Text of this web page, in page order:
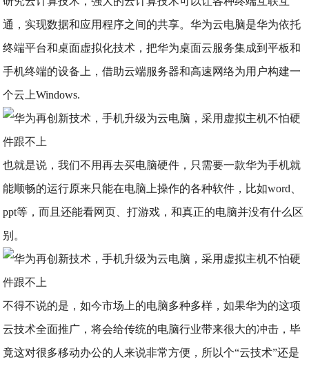
通，实现数据和应用程序之间的共享。华为云电脑是华为依托
终端平台和桌面虚拟化技术，把华为桌面云服务集成到平板和
手机终端的设备上，借助云端服务器和高速网络为用户构建一
个云上Windows.
也就是说，我们不用再去买电脑硬件，只需要一款华为手机就
能顺畅的运行原来只能在电脑上操作的各种软件，比如word、
ppt等，而且还能看网页、打游戏，和真正的电脑并没有什么区
别。
​不得不说的是，如今市场上的电脑多种多样，如果华为的这项
云技术全面推广，将会给传统的电脑行业带来很大的冲击，毕
竟这对很多移动办公的人来说非常方便，所以个“云技术”还是